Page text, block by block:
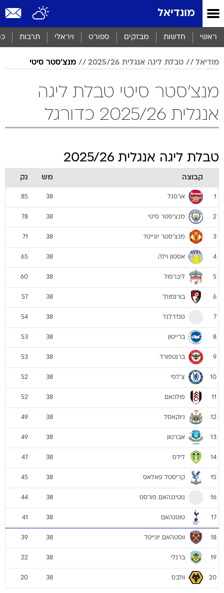
מונדיאל
ראשי חדשות מבזקים ספורט ויראלי תרבות
מודיאל טבלת ליגה אנגלית 2025/26 מנצ'סטר סיטי
מנצ'סטר סיטי טבלת ליגה
אנגלית 2025/26 כדורגל
טבלת ליגה אנגלית 2025/26
קבוצה מש נק
1 ארסנל 38
85
2 מנצ'סטר סיטי 38
78
3 מנצ'סטר יונייטד 38
71
4 אסטון וילה 38
65
5 ליברפול 38
60
6 בורנמות' 38
57
7 סנדרלנד 38
54
8 ברייטון 38
53
9 ברנטפורד 38
53
10 צ'לסי 38
52
11 פולהאם 38
52
12 ניוקאסל 38
49
13 אברטון 38
49
14 לידס 38
47
15 קריסטל פאלאס 38
45
16 נוטינגהאם פורסט 38
44
17 טוטנהאם 38
41
18 ווסטהאם יונייטד 38
39
19 ברנלי 38
22
20 וולבס 38
20